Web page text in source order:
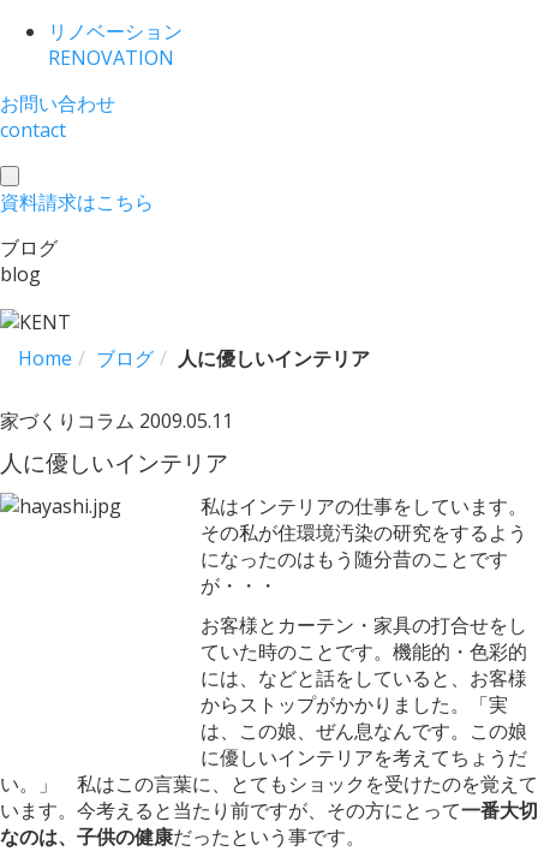
リノベーション
RENOVATION
お問い合わせ
contact
toggle
navigation
資料請求はこちら
ブログ
blog
Home ブログ 人に優しいインテリア
家づくりコラム 2009.05.11
人に優しいインテリア
私はインテリアの仕事をしています。
その私が住環境汚染の研究をするよう
になったのはもう随分昔のことです
が・・・
お客様とカーテン・家具の打合せをし
ていた時のことです。機能的・色彩的
には、などと話をしていると、お客様
からストップがかかりました。「実
は、この娘、ぜん息なんです。この娘
に優しいインテリアを考えてちょうだ
い。」 私はこの言葉に、とてもショックを受けたのを覚えて
います。今考えると当たり前ですが、その方にとって一番大切
なのは、子供の健康だったという事です。